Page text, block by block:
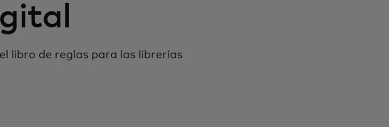
libro de reglas para las librerías